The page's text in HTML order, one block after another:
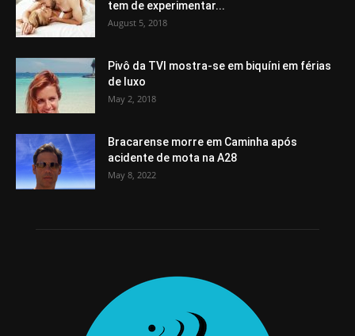
tem de experimentar...
August 5, 2018
Pivô da TVI mostra-se em biquíni em férias
de luxo
May 2, 2018
Bracarense morre em Caminha após
acidente de mota na A28
May 8, 2022